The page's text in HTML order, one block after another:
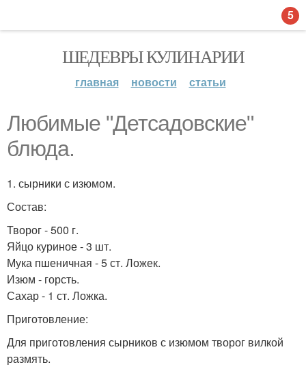
ШЕДЕВРЫ КУЛИНАРИИ
главная новости статьи
Любимые "Детсадовские"
блюда.
1. сырники с изюмом.
Состав:
Творог - 500 г.
Яйцо куриное - 3 шт.
Мука пшеничная - 5 ст. Ложек.
Изюм - горсть.
Сахар - 1 ст. Ложка.
Приготовление:
Для приготовления сырников с изюмом творог вилкой
размять.
5